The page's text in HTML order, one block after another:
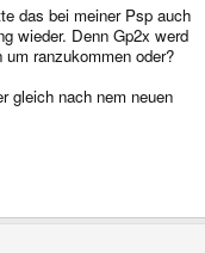
das bei meiner Psp auch
wieder. Denn Gp2x werd
ranzukommen oder?
gleich nach nem neuen